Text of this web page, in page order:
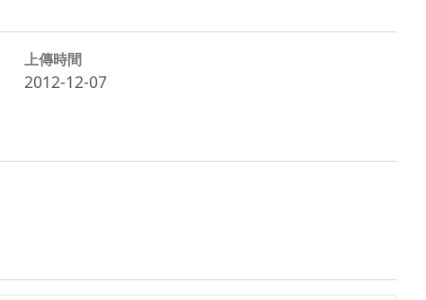
上傳時間
2012-12-07